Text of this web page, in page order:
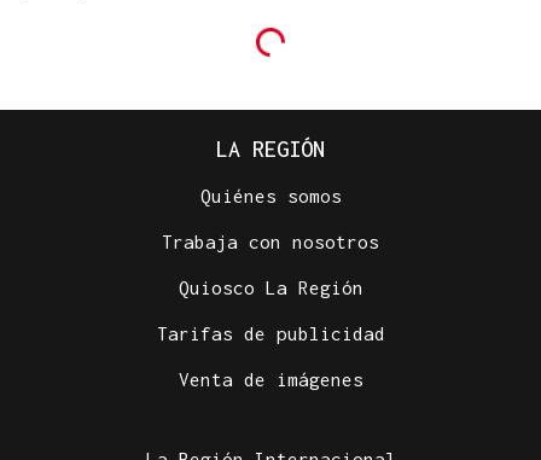
LA REGIÓN
Quiénes somos
Trabaja con nosotros
Quiosco La Región
Tarifas de publicidad
Venta de imágenes